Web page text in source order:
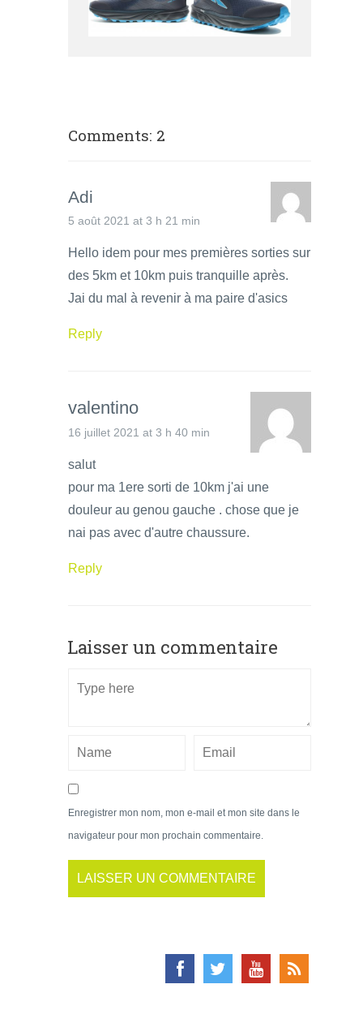
Comments: 2
Adi
5 août 2021 at 3 h 21 min
Hello idem pour mes premières sorties sur
des 5km et 10km puis tranquille après.
Jai du mal à revenir à ma paire d'asics
Reply
valentino
16 juillet 2021 at 3 h 40 min
salut
pour ma 1ere sorti de 10km j'ai une
douleur au genou gauche . chose que je
nai pas avec d'autre chaussure.
Reply
Laisser un commentaire
Enregistrer mon nom, mon e-mail et mon site dans le
navigateur pour mon prochain commentaire.